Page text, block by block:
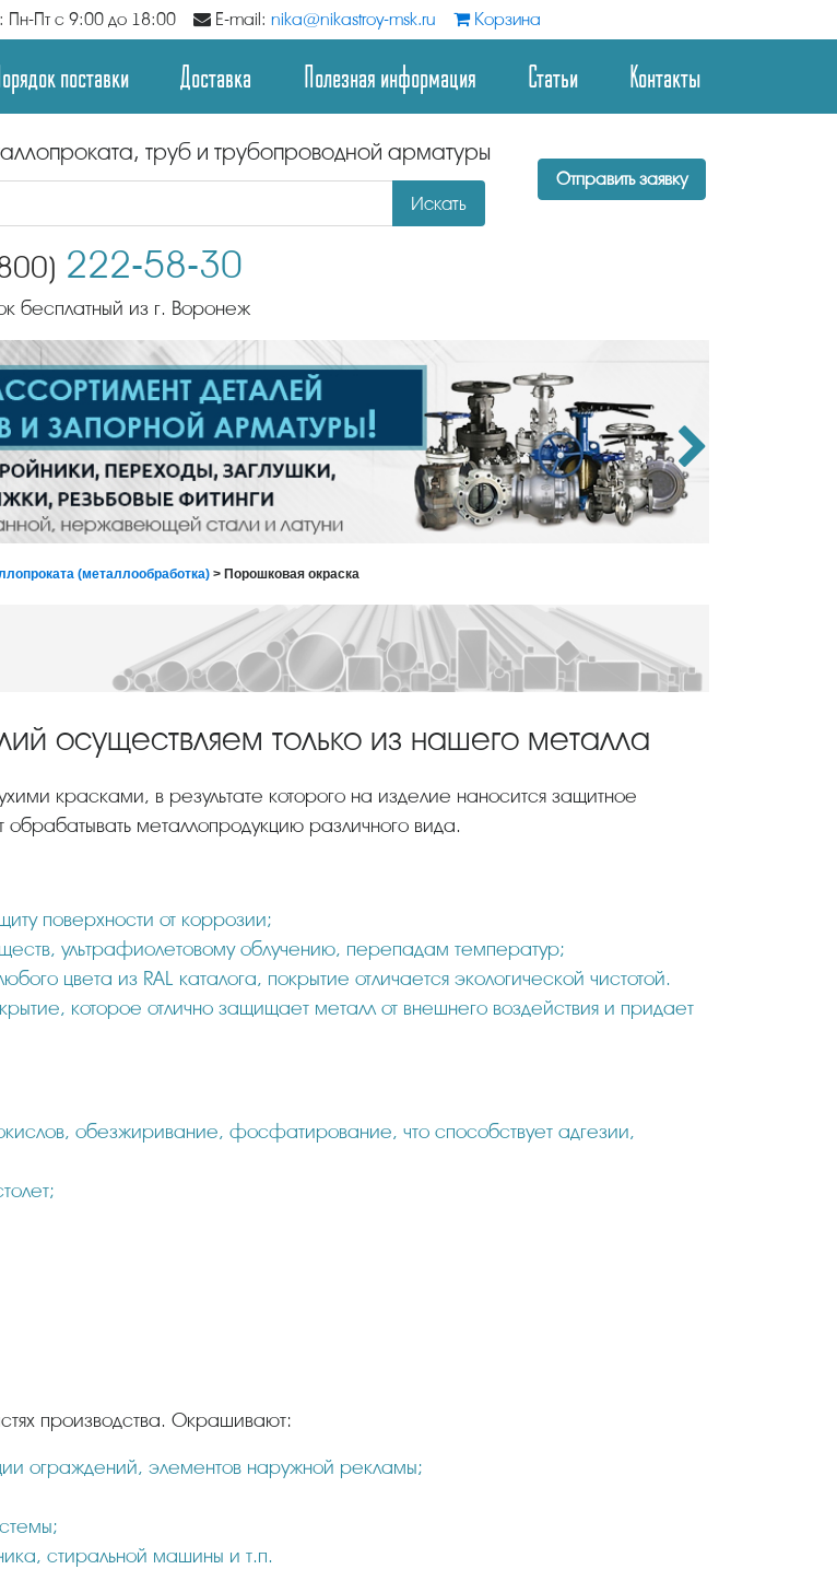
Пн-Пт с 9:00 до 18:00 E-mail: nika@nikastroy-msk.ru Корзина
поставки Доставка Полезная информация Статьи Контакты
труб и трубопроводной арматуры
Искать
Отправить заявку
222-58-30
бесплатный из г. Воронеж
(металлообработка) > Порошковая окраска
осуществляем только из нашего металла
красками, в результате которого на изделие наносится защитное
металлопродукцию различного вида.
поверхности от коррозии;
ультрафиолетовому облучению, перепадам температур;
цвета из RAL каталога, покрытие отличается экологической чистотой.
которое отлично защищает металл от внешнего воздействия и придает
обезжиривание, фосфатирование, что способствует адгезии,
производства. Окрашивают:
ограждений, элементов наружной рекламы;
стиральной машины и т.п.